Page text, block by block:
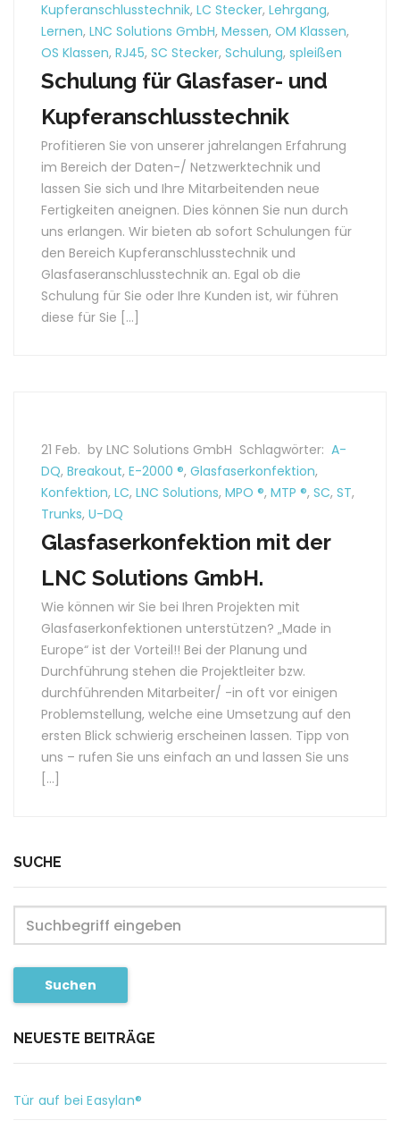
Kupferanschlusstechnik, LC Stecker, Lehrgang,
Lernen, LNC Solutions GmbH, Messen, OM Klassen,
OS Klassen, RJ45, SC Stecker, Schulung, spleißen
Schulung für Glasfaser- und
Kupferanschlusstechnik
Profitieren Sie von unserer jahrelangen Erfahrung
im Bereich der Daten-/ Netzwerktechnik und
lassen Sie sich und Ihre Mitarbeitenden neue
Fertigkeiten aneignen. Dies können Sie nun durch
uns erlangen. Wir bieten ab sofort Schulungen für
den Bereich Kupferanschlusstechnik und
Glasfaseranschlusstechnik an. Egal ob die
Schulung für Sie oder Ihre Kunden ist, wir führen
diese für Sie […]
21 Feb. by LNC Solutions GmbH Schlagwörter: A-
DQ, Breakout, E-2000 ®, Glasfaserkonfektion,
Konfektion, LC, LNC Solutions, MPO ®, MTP ®, SC, ST,
Trunks, U-DQ
Glasfaserkonfektion mit der
LNC Solutions GmbH.
Wie können wir Sie bei Ihren Projekten mit
Glasfaserkonfektionen unterstützen? „Made in
Europe“ ist der Vorteil!! Bei der Planung und
Durchführung stehen die Projektleiter bzw.
durchführenden Mitarbeiter/ -in oft vor einigen
Problemstellung, welche eine Umsetzung auf den
ersten Blick schwierig erscheinen lassen. Tipp von
uns – rufen Sie uns einfach an und lassen Sie uns
[…]
SUCHE
Suchen
NEUESTE BEITRÄGE
Tür auf bei Easylan®